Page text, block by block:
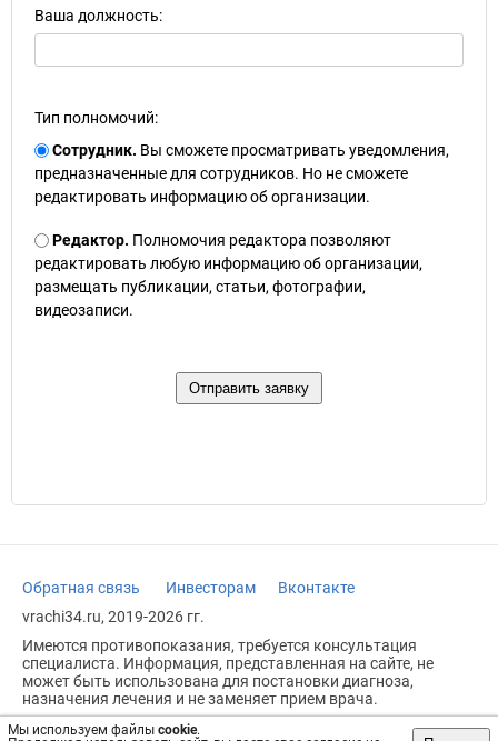
Мы используем файлы cookie.
Ваша должность:
Тип полномочий:
Сотрудник. Вы сможете просматривать уведомления,
предназначенные для сотрудников. Но не сможете
редактировать информацию об организации.
Редактор. Полномочия редактора позволяют
редактировать любую информацию об организации,
размещать публикации, статьи, фотографии,
видеозаписи.
Обратная связь Инвесторам
Вконтакте
vrachi34.ru, 2019-2026 гг.
Имеются противопоказания, требуется консультация
специалиста. Информация, представленная на сайте, не
может быть использована для постановки диагноза,
назначения лечения и не заменяет прием врача.
Возрастное ограничение: 18+